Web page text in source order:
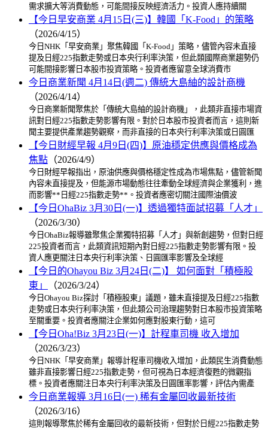
需求擴大等消費動態，可能間接反映經濟活力。投資人應持續關
【今日早安商業 4月15日(三)】韓國「K-Food」的策略
（2026/4/15）
今日NHK「早安商業」聚焦韓國「K-Food」策略，儘管內容未直接
提及日經225指數走勢或日本央行利率決策，但此類國際商業趨勢仍
可能間接影響日本股市投資策略。投資者應留意全球消費市
今日商業新聞 4月14日(週二) 傳統大島紬的設計商機
（2026/4/14）
今日商業新聞聚焦於「傳統大島紬的設計商機」，此類非直接市場資
訊對日經225指數走勢影響有限。對於日本股市投資者而言，這則新
聞主要提供產業趨勢觀察，而非直接的日本央行利率決策或日圓匯
【今日財經早報 4月9日(四)】原油穩定供應與價格成為
焦點 （2026/4/9）
今日財經早報指出，原油供應與價格穩定性成為市場焦點，儘管新聞
內容未直接提及，但能源市場動態往往牽動全球經濟與企業獲利，進
而影響**日經225指數走勢**。投資者應密切關注國際油價波
【今日OhaBiz 3月30日(一)】透過獨特面試招募「人才」
（2026/3/30）
今日OhaBiz報導雖聚焦企業獨特招募「人才」與新創趨勢，但對日經
225投資者而言，此類資訊短期內對日經225指數走勢影響有限。投
資人應更關注日本央行利率決策、日圓匯率影響及全球經
【今日的Ohayou Biz 3月24日(二)】 如何面對「積極股
東」
（2026/3/24）
今日Ohayou Biz探討「積極股東」議題，雖未直接提及日經225指數
走勢或日本央行利率決策，但此類公司治理趨勢對日本股市投資策略
至關重要。投資者應關注企業如何應對股東行動，這可
【今日Oha!Biz 3月23日(一)】計程車司機 收入增加
（2026/3/23）
今日NHK「早安商業」報導計程車司機收入增加，此類民生消費動態
雖非直接影響日經225指數走勢，但可視為日本經濟復甦的微觀指
標。投資者應關注日本央行利率決策及日圓匯率影響，評估內需產
今日商業報導 3月16日(一) 稀有金屬回收最新技術
（2026/3/16）
這則報導聚焦於稀有金屬回收的最新技術，但對於日經225指數走勢